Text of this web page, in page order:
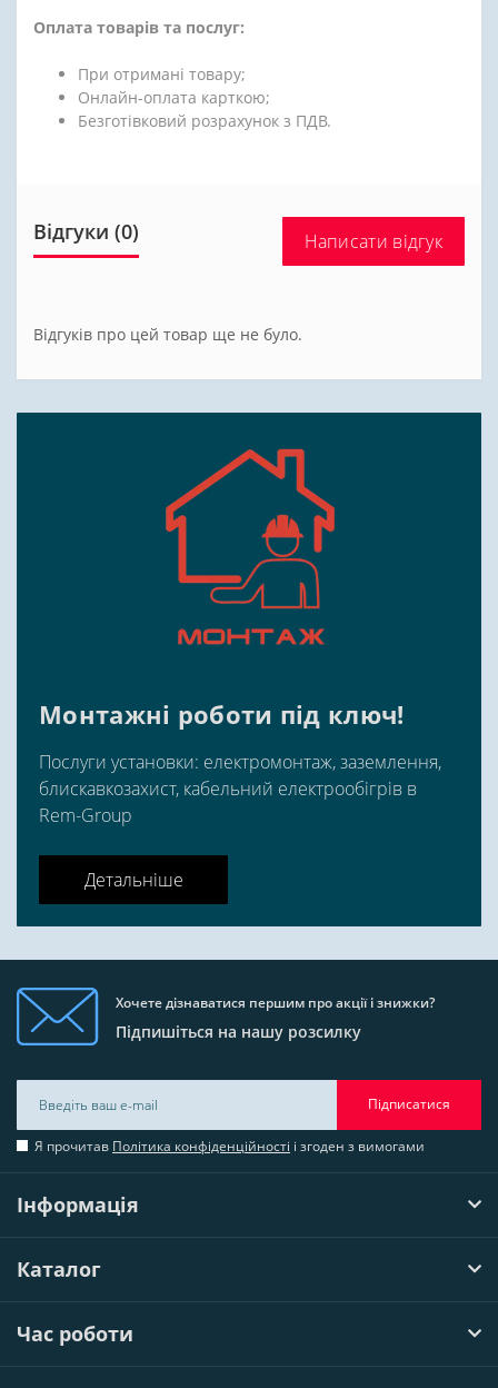
Оплата товарів та послуг:
При отримані товару;
Онлайн-оплата карткою;
Безготівковий розрахунок з ПДВ.
Відгуки (0) Написати відгук
Відгуків про цей товар ще не було.
Монтажні роботи під ключ!
Послуги установки: електромонтаж, заземлення,
блискавкозахист, кабельний електрообігрів в
Rem-Group
Детальніше
Хочете дізнаватися першим про акції і знижки?
Підпишіться на нашу розсилку
Підписатися
Я прочитав Політика конфіденційності і згоден з вимогами
Інформація
Каталог
Час роботи